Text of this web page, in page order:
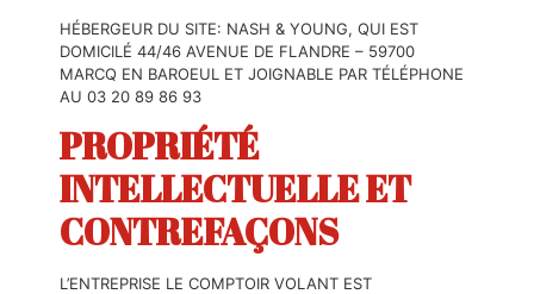
HÉBERGEUR DU SITE: NASH & YOUNG, QUI EST
DOMICILÉ 44/46 AVENUE DE FLANDRE – 59700
MARCQ EN BAROEUL ET JOIGNABLE PAR TÉLÉPHONE
AU 03 20 89 86 93
PROPRIÉTÉ
INTELLECTUELLE ET
CONTREFAÇONS
L’ENTREPRISE LE COMPTOIR VOLANT EST